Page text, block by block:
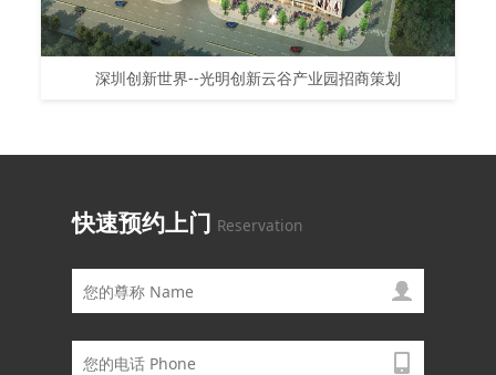
深圳创新世界--光明创新云谷产业园招商策划
快速预约上门 Reservation